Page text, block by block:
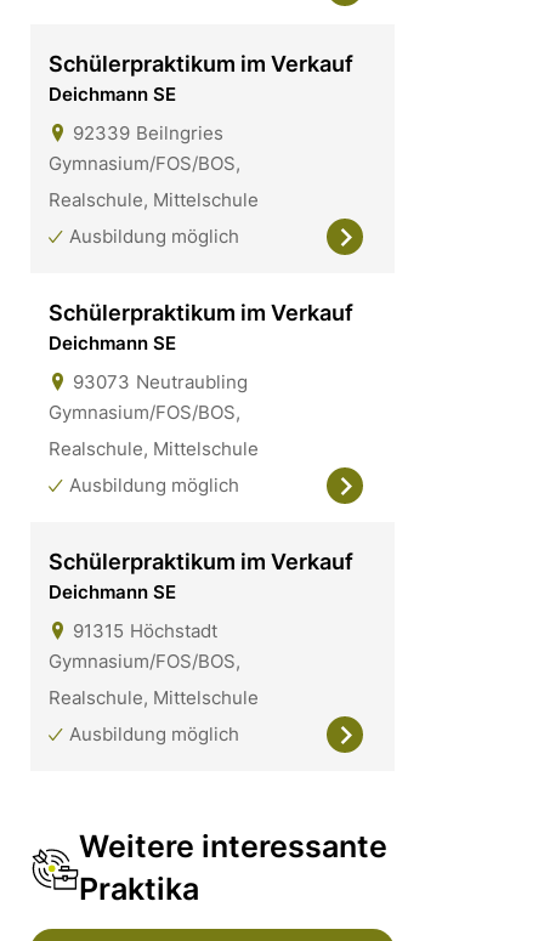
Schülerpraktikum im Verkauf
Deichmann SE
92339 Beilngries
Gymnasium/FOS/BOS,
Realschule, Mittelschule
Ausbildung möglich
Schülerpraktikum im Verkauf
Deichmann SE
93073 Neutraubling
Gymnasium/FOS/BOS,
Realschule, Mittelschule
Ausbildung möglich
Schülerpraktikum im Verkauf
Deichmann SE
91315 Höchstadt
Gymnasium/FOS/BOS,
Realschule, Mittelschule
Ausbildung möglich
Weitere interessante
Praktika